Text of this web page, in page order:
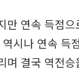
만 연속 득점
시나 연속 득
며 결국 역전승